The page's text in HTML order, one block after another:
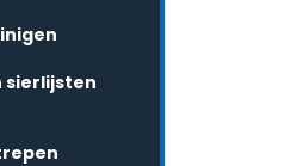
sierlijsten